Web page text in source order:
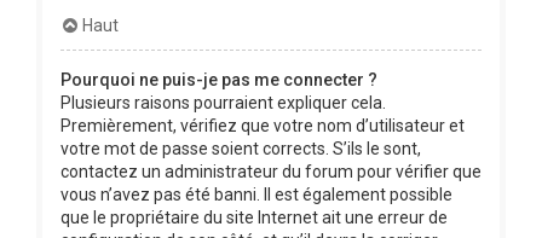
Haut
Pourquoi ne puis-je pas me connecter ?
Plusieurs raisons pourraient expliquer cela.
Premièrement, vérifiez que votre nom d’utilisateur et
votre mot de passe soient corrects. S’ils le sont,
contactez un administrateur du forum pour vérifier que
vous n’avez pas été banni. Il est également possible
que le propriétaire du site Internet ait une erreur de